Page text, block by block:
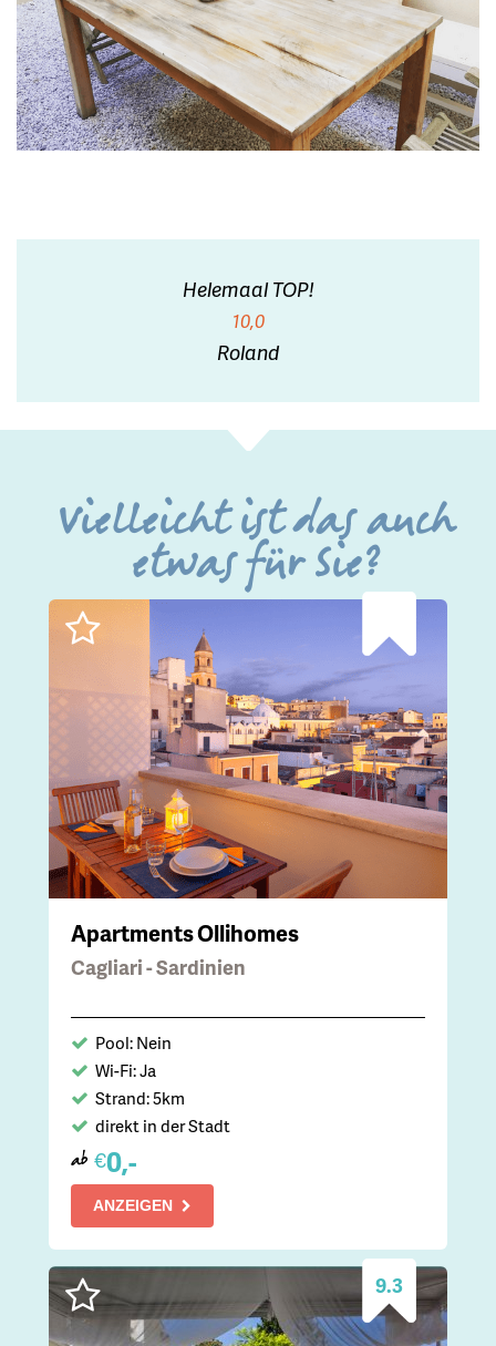
Helemaal TOP!
10,0
Roland
Vielleicht ist das auch
etwas für Sie?
Apartments Ollihomes
Cagliari - Sardinien
Pool: Nein
Wi-Fi: Ja
Strand: 5km
direkt in der Stadt
ab €0,-
ANZEIGEN
9.3